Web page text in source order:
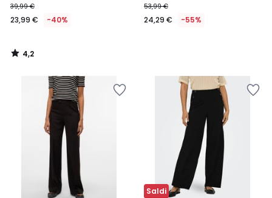
39,99 €
23,99 € -40%
4,2
/
53,99 €
24,29 € -55%
Saldi